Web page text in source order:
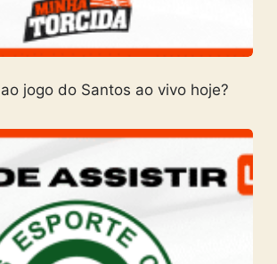
jogo do Santos ao vivo hoje?